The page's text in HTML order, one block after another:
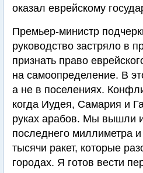
оказал еврейскому
Премьер-министр
руководство застряло в
признать право
на самоопределение. В
а не в поселениях.
когда Иудея, Самария и
руках арабов. Мы вышли
последнего миллиметра
тысячи ракет, которые
городах. Я готов вести